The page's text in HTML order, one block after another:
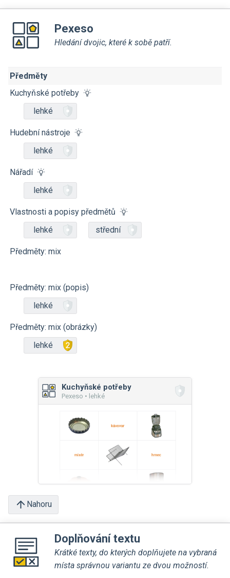
Pexeso
Hledání dvojic, které k sobě patří.
Předměty
Kuchyňské potřeby
lehké
Hudební nástroje
lehké
Nářadí
lehké
Vlastnosti a popisy předmětů
lehké
střední
Předměty: mix
Předměty: mix (popis)
lehké
Předměty: mix (obrázky)
lehké
Kuchyňské potřeby
Pexeso • lehké
Nahoru
Doplňování textu
Krátké texty, do kterých doplňujete na vybraná
místa správnou variantu ze dvou možností.